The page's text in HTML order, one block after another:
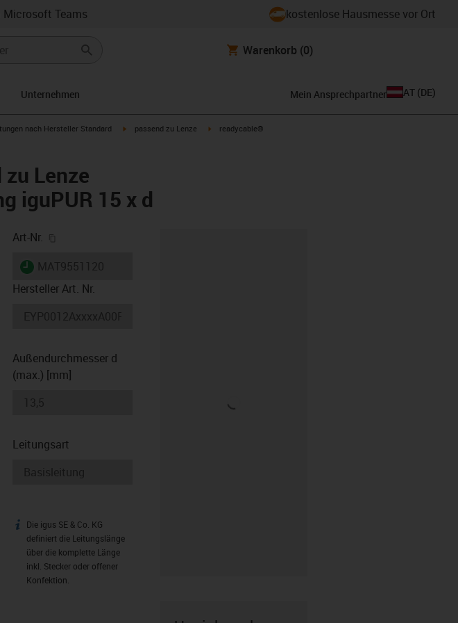
Microsoft Teams kostenlose Hausmesse vor Ort
Warenkorb (0)
Unternehmen Mein Ansprechpartner AT (DE)
right nach Hersteller Standard igus-icon-arrow-right
passend zu Lenze igus-icon-arrow-right
readycable®
Lenze
iguPUR 15 x d
Art-Nr.
igus-icon-lieferzeit
Hersteller Art. Nr.
Außendurchmesser d
(max.) [mm]
Leitungsart
igus-icon-info
Die igus SE & Co. KG
definiert die Leitungslänge
über die komplette Länge
inkl. Stecker oder offener
Konfektion.